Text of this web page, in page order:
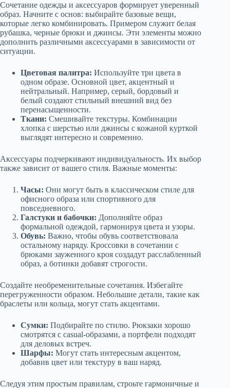
Сочетание одежды и аксессуаров формирует уверенный
образ. Начните с основ: выбирайте базовые вещи,
которые легко комбинировать. Примером служит белая
рубашка, черные брюки и джинсы. Эти элементы можно
дополнить различными аксессуарами в зависимости от
ситуации.
Цветовая палитра: Используйте три цвета в
одном образе. Основной цвет, акцентный и
нейтральный. Например, серый, бордовый и
белый создают стильный внешний вид без
перенасыщенности.
Ткани: Смешивайте текстуры. Комбинации
хлопка с шерстью или джинсы с кожаной курткой
выглядят интересно и современно.
Аксессуары подчеркивают индивидуальность. Их выбор
также зависит от вашего стиля. Важные моменты:
Часы: Они могут быть в классическом стиле для
офисного образа или спортивного для
повседневного.
Галстуки и бабочки: Дополняйте образ
формальной одеждой, гармонируя цвета и узоры.
Обувь: Важно, чтобы обувь соответствовала
остальному наряду. Кроссовки в сочетании с
брюками зауженного кроя создадут расслабленный
образ, а ботинки добавят строгости.
Создайте необременительные сочетания. Избегайте
перегруженности образом. Небольшие детали, такие как
браслеты или кольца, могут стать акцентами.
Сумки: Подбирайте по стилю. Рюкзаки хорошо
смотрятся с casual-образами, а портфели подходят
для деловых встреч.
Шарфы: Могут стать интересным акцентом,
добавив цвет или текстуру в ваш наряд.
Следуя этим простым правилам, строьте гармоничные и